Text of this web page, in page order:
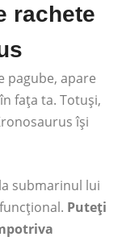
rachete
pagube, apare
fața ta. Totuși,
își
submarinul lui
Puteți